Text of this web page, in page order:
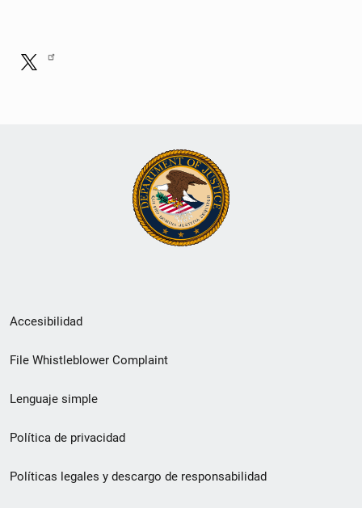
Menú
de
de
pie
de
Accesibilidad
File Whistleblower Complaint
Lenguaje simple
Política de privacidad
Políticas legales y descargo de responsabilidad